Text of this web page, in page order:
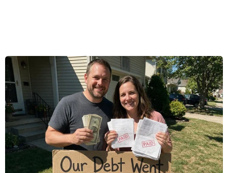
đại diện của Canada và Mỹ sẽ ký USMCA vào
ngày 30/11 tới tại thủ đô Buenos Aires của
Argentina.
Trước đó, người phát ngôn Chính phủ Canada
cũng tuyên bố với báo giới rằng Canada chưa
khẳng định việc ký kết USMCA và Ottawa vẫn
đang làm việc để lên khung cho sự kiện này.